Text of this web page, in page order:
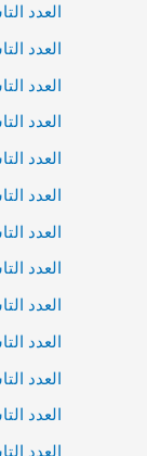
العدد
العدد
العدد
العدد
العدد
العدد
العدد
العدد
العدد
العدد
العدد
العدد
العدد